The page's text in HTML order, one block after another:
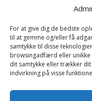
For at give dig de bedste
til at gemme og/eller få
samtykke til disse
browsingadfærd eller unikke
dit samtykke eller trækker dit
indvirkning på visse
Kompressor
Save